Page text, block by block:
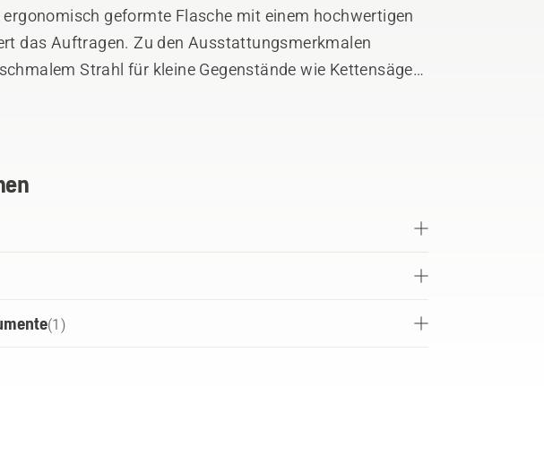
geformte Flasche mit einem hochwertigen
das Auftragen. Zu den Ausstattungsmerkmalen
Strahl für kleine Gegenstände wie Kettensägen
(1 )